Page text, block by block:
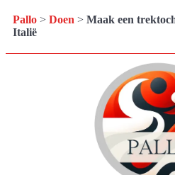
Pallo > Doen > Maak een
Italië